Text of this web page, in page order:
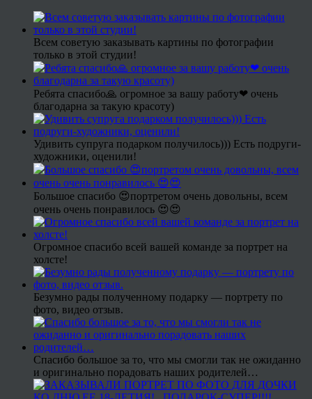
Всем советую заказывать картины по фотографии
только в этой студии!
Ребята спасибо🙏 огромное за вашу работу❤ очень
благодарна за такую красоту)
Удивить супруга подарком получилось))) Есть подруги-
художники, оценили!
Большое спасибо 😍портретом очень довольны, всем
очень очень понравилось 😍😍
Огромное спасибо всей вашей команде за портрет на
холсте!
Безумно рады полученному подарку — портрету по
фото, видео отзыв.
Спасибо большое за то, что мы смогли так не ожиданно
и оригинально порадовать наших родителей…